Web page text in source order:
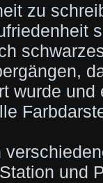
zu
wurde und
und